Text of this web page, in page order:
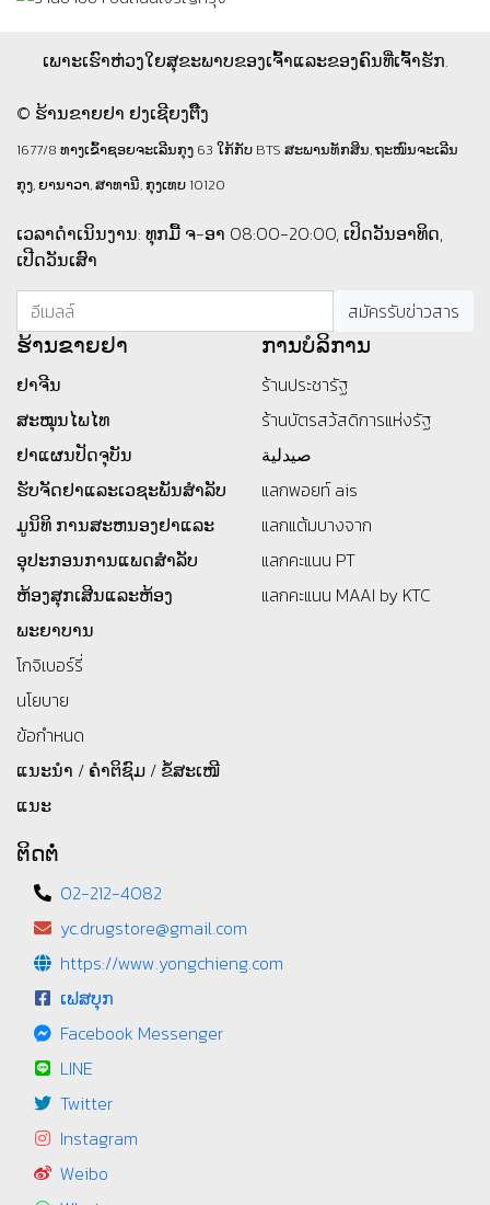
ເພາະເຮົາຫ່ວງໃຍສຸຂະພາບຂອງເຈົ້າແລະຂອງຄົນທີ່ເຈົ້າຮັກ.
© ຮ້ານຂາຍຢາ ຢງເຊີຍງຕຶ໊ງ
1677/8 ທາງເຂົ້າຊອຍຈະເລີນກຸງ 63 ໃກ້ກັບ BTS ສະພານທັກສິນ, ຖະໜົນຈະເລີນ
ກຸງ, ຍານາວາ, ສາທານີ, ກຸງເທບ 10120
ເວລາດຳເນິນງານ: ທຸກມື້ ຈ-ອາ 08:00-20:00, ເປິດວັນອາທິດ,
ເປີດວັນເສົາ
ຮ້ານ​ຂາຍ​ຢາ
ຢາຈີນ
ສະໝຸນໄພໄທ
ຢາແຜນປັດຈຸບັນ
ຮັບຈັດຢາແລະເວຊະພັນສໍາລັບ
ມູນິທິ ການສະຫນອງຢາແລະ
ອຸປະກອນການແພດສໍາລັບ
ຫ້ອງສຸກເສີນແລະຫ້ອງ
ພະຍາບານ
โกจิเบอร์รี่
นโยบาย
ข้อกำหนด
ແນະນຳ / ຄຳຕິຊົມ / ຂໍ້ສະເໜີ
ແນະ
ການບໍລິການ
ร้านประชารัฐ
ร้านบัตรสว้สดิการแห่งรัฐ
صيدلية
แลกพอยท์ ais
แลกแต้มบางจาก
แลกคะแนน PT
แลกคะแนน MAAI by KTC
ຕິດຕໍ່
02-212-4082
yc.drugstore@gmail.com
https://www.yongchieng.com
ເຟສບຸກ
Facebook Messenger
LINE
Twitter
Instagram
Weibo